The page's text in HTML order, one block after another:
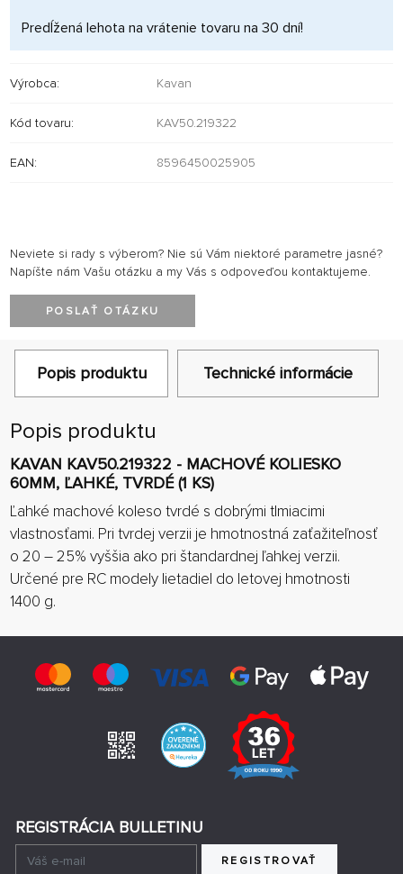
Predĺžená lehota na vrátenie tovaru na 30 dní!
Výrobca: Kavan
Kód tovaru: KAV50.219322
EAN: 8596450025905
Neviete si rady s výberom? Nie sú Vám niektoré parametre jasné?
Napíšte nám Vašu otázku a my Vás s odpoveďou kontaktujeme.
POSLAŤ OTÁZKU
Popis produktu Technické informácie
Popis produktu
KAVAN KAV50.219322 - MACHOVÉ KOLIESKO
60MM, ĽAHKÉ, TVRDÉ (1 KS)
Ľahké machové koleso tvrdé s dobrými tlmiacimi
vlastnosťami. Pri tvrdej verzii je hmotnostná zaťažiteľnosť
o 20 – 25% vyššia ako pri štandardnej ľahkej verzii.
Určené pre RC modely lietadiel do letovej hmotnosti
1400 g.
REGISTRÁCIA BULLETINU
REGISTROVAŤ